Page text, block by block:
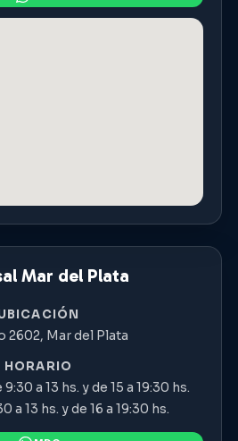
Mar del Plata
2602, Mar del Plata
HORARIO
a 13 hs. y de 15 a 19:30 hs.
a 13 hs. y de 16 a 19:30 hs.